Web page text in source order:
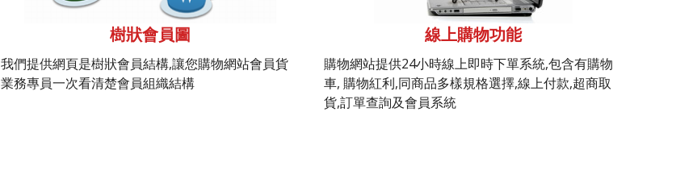
樹狀會員圖
我們提供網頁是樹狀會員結構,讓您購物網站會員貨
業務專員一次看清楚會員組織結構
線上購物功能
購物網站提供24小時線上即時下單系統,包含有購物
車, 購物紅利,同商品多樣規格選擇,線上付款,超商取
貨,訂單查詢及會員系統